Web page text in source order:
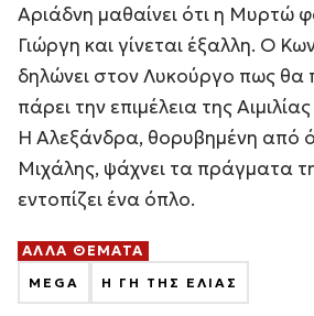
Αριάδνη μαθαίνει ότι η Μυρτώ
Γιώργη και γίνεται έξαλλη. Ο
δηλώνει στον Λυκούργο πως θα
πάρει την επιμέλεια της
Η Αλεξάνδρα, θορυβημένη από
Μιχάλης, ψάχνει τα πράγματα
εντοπίζει ένα όπλο.
ΑΛΛΑ ΘΕΜΑΤΑ
MEGA Η ΓΗ ΤΗΣ ΕΛΙΑΣ